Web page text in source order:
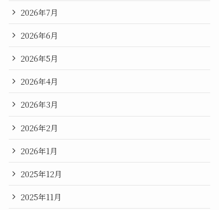
2026年7月
2026年6月
2026年5月
2026年4月
2026年3月
2026年2月
2026年1月
2025年12月
2025年11月